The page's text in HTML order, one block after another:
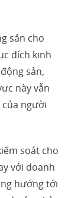
sản cho
đích kinh
sản,
này vẫn
người
soát cho
với doanh
hướng tới